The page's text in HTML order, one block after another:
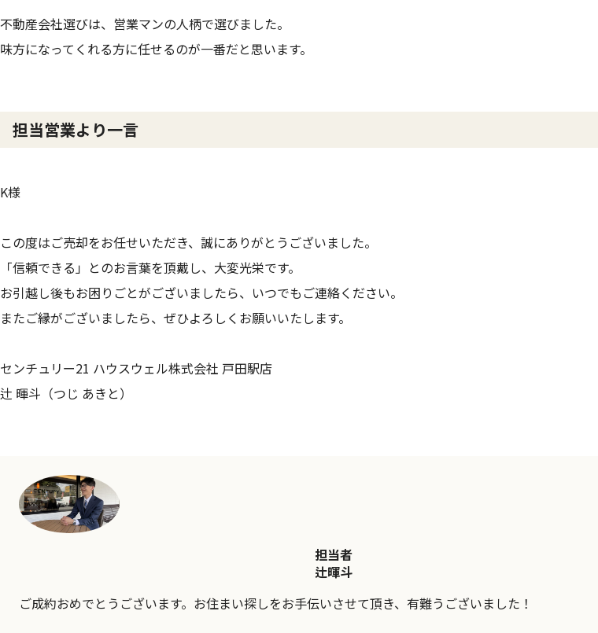
不動産会社選びは、営業マンの人柄で選びました。
味方になってくれる方に任せるのが一番だと思います。
担当営業より一言
K様
この度はご売却をお任せいただき、誠にありがとうございました。
「信頼できる」とのお言葉を頂戴し、大変光栄です。
お引越し後もお困りごとがございましたら、いつでもご連絡ください。
またご縁がございましたら、ぜひよろしくお願いいたします。
センチュリー21 ハウスウェル株式会社 戸田駅店
辻 暉斗（つじ あきと）
担当者
辻暉斗
ご成約おめでとうございます。お住まい探しをお手伝いさせて頂き、有難うございました！